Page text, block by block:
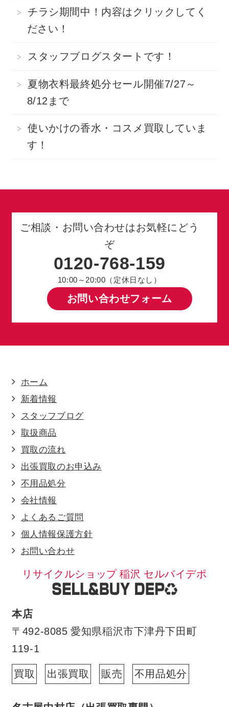
チラシ期間中！内容はクリックしてく
ださい！
スタッフブログスタートです！
夏物衣料最終処分セール開催7/27～
8/12まで
使いかけの香水・コスメ買取していま
す！
ご相談・お問い合わせはお気軽にどう
ぞ
0120-768-159
10:00～20:00（定休日なし）
お問い合わせフォーム
ホーム
新着情報
スタッフブログ
取扱商品
買取の流れ
出張買取のお申込み
不用品処分
会社情報
よくあるご質問
個人情報保護方針
お問い合わせ
リサイクルショップ 稲沢 セルバイデポ
本店
〒492-8085 愛知県稲沢市下津丹下田町
119-1
買取 出張買取 販売 不用品処分